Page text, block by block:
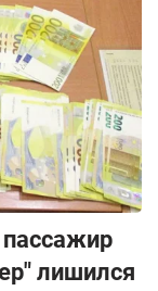
лишился